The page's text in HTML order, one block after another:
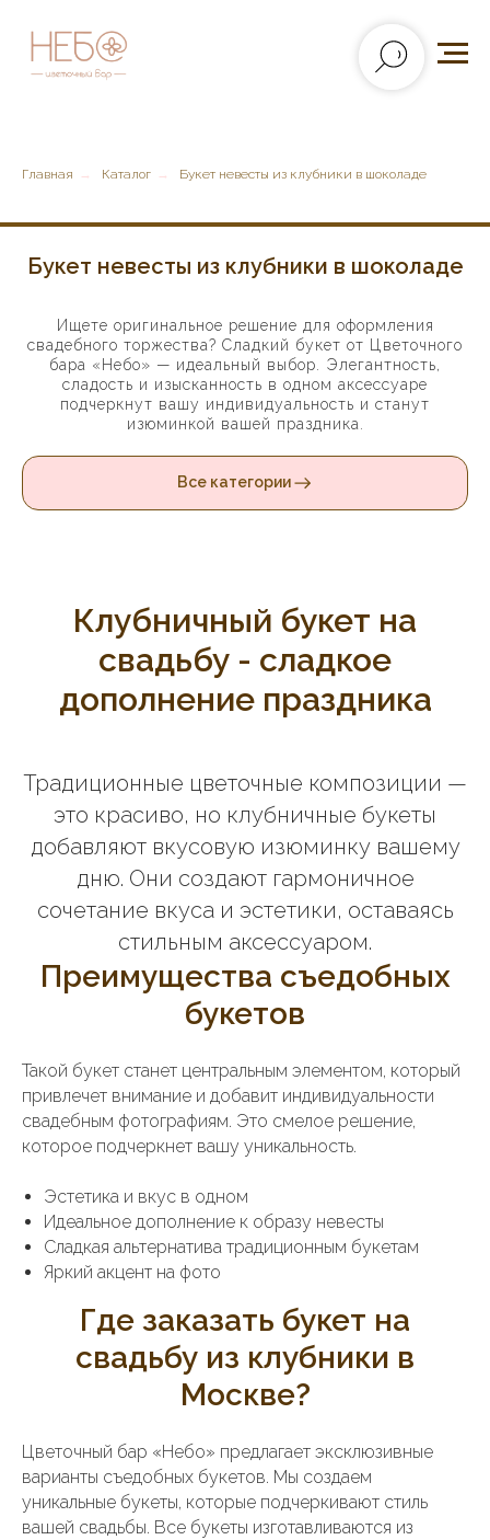
Главная → Каталог → Букет невесты из клубники в шоколаде
Букет невесты из клубники в шоколаде
Ищете оригинальное решение для оформления
свадебного торжества? Сладкий букет от Цветочного
бара «Небо» — идеальный выбор. Элегантность,
сладость и изысканность в одном аксессуаре
подчеркнут вашу индивидуальность и станут
изюминкой вашей праздника.
Все категории
Клубничный букет на
свадьбу - сладкое
дополнение праздника
Традиционные цветочные композиции —
это красиво, но клубничные букеты
добавляют вкусовую изюминку вашему
дню. Они создают гармоничное
сочетание вкуса и эстетики, оставаясь
стильным аксессуаром.
Преимущества съедобных
букетов
Такой букет станет центральным элементом, который
привлечет внимание и добавит индивидуальности
свадебным фотографиям. Это смелое решение,
которое подчеркнет вашу уникальность.
Эстетика и вкус в одном
Идеальное дополнение к образу невесты
Сладкая альтернатива традиционным букетам
Яркий акцент на фото
Где заказать букет на
свадьбу из клубники в
Москве?
Цветочный бар «Небо» предлагает эксклюзивные
варианты съедобных букетов. Мы создаем
уникальные букеты, которые подчеркивают стиль
вашей свадьбы. Все букеты изготавливаются из